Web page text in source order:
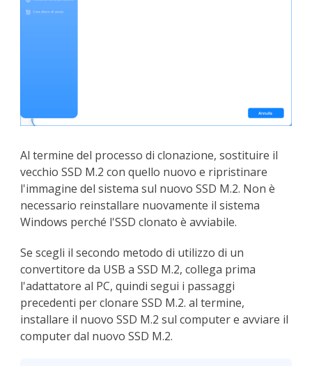
Al termine del processo di clonazione, sostituire il
vecchio SSD M.2 con quello nuovo e ripristinare
l'immagine del sistema sul nuovo SSD M.2. Non è
necessario reinstallare nuovamente il sistema
Windows perché l'SSD clonato è avviabile.
Se scegli il secondo metodo di utilizzo di un
convertitore da USB a SSD M.2, collega prima
l'adattatore al PC, quindi segui i passaggi
precedenti per clonare SSD M.2. al termine,
installare il nuovo SSD M.2 sul computer e avviare il
computer dal nuovo SSD M.2.